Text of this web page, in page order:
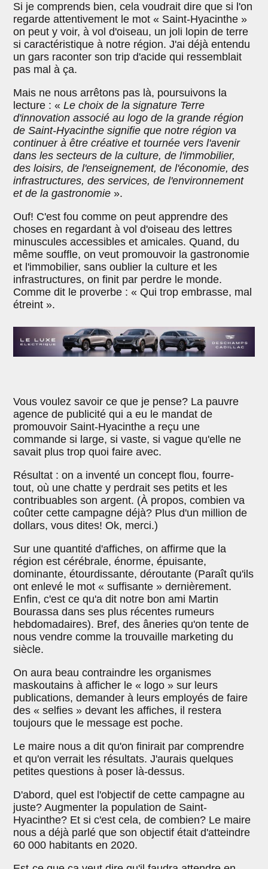
Si je comprends bien, cela voudrait dire que si l'on
regarde attentivement le mot « Saint-Hyacinthe »
on peut y voir, à vol d'oiseau, un joli lopin de terre
si caractéristique à notre région. J'ai déjà entendu
un gars raconter son trip d'acide qui ressemblait
pas mal à ça.
Mais ne nous arrêtons pas là, poursuivons la
lecture : «Le choix de la signature Terre
d'innovation associé au logo de la grande région
de Saint-Hyacinthe signifie que notre région va
continuer à être créative et tournée vers l'avenir
dans les secteurs de la culture, de l'immobilier,
des loisirs, de l'enseignement, de l'économie, des
infrastructures, des services, de l'environnement
et de la gastronomie ».
Ouf! C'est fou comme on peut apprendre des
choses en regardant à vol d'oiseau des lettres
minuscules accessibles et amicales. Quand, du
même souffle, on veut promouvoir la gastronomie
et l'immobilier, sans oublier la culture et les
infrastructures, on finit par perdre le monde.
Comme dit le proverbe : « Qui trop embrasse, mal
étreint ».
Vous voulez savoir ce que je pense? La pauvre
agence de publicité qui a eu le mandat de
promouvoir Saint-Hyacinthe a reçu une
commande si large, si vaste, si vague qu'elle ne
savait plus trop quoi faire avec.
Résultat : on a inventé un concept flou, fourre-
tout, où une chatte y perdrait ses petits et les
contribuables son argent. (À propos, combien va
coûter cette campagne déjà? Plus d'un million de
dollars, vous dites! Ok, merci.)
Sur une quantité d'affiches, on affirme que la
région est cérébrale, énorme, épuisante,
dominante, étourdissante, déroutante (Paraît qu'ils
ont enlevé le mot « suffisante » dernièrement.
Enfin, c'est ce qu'a dit notre bon ami Martin
Bourassa dans ses plus récentes rumeurs
hebdomadaires). Bref, des âneries qu'on tente de
nous vendre comme la trouvaille marketing du
siècle.
On aura beau contraindre les organismes
maskoutains à afficher le « logo » sur leurs
publications, demander à leurs employés de faire
des « selfies » devant les affiches, il restera
toujours que le message est poche.
Le maire nous a dit qu'on finirait par comprendre
et qu'on verrait les résultats. J'aurais quelques
petites questions à poser là-dessus.
D'abord, quel est l'objectif de cette campagne au
juste? Augmenter la population de Saint-
Hyacinthe? Et si c'est cela, de combien? Le maire
nous a déjà parlé que son objectif était d'atteindre
60 000 habitants en 2020.